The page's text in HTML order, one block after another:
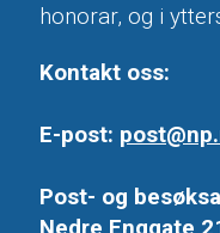
honorar, og i
Kontakt oss:
E-post:
Post- og